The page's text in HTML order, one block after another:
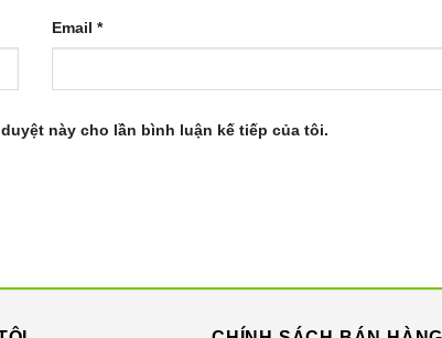
Email *
này cho lần bình luận kế tiếp của tôi.